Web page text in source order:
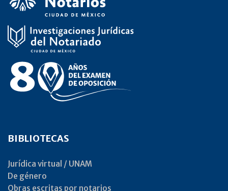
BIBLIOTECAS
Jurídica virtual / UNAM
De género
Obras escritas por notarios